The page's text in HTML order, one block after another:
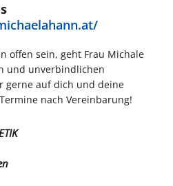
offen sein, geht Frau Michale
und unverbindlichen
gerne auf dich und deine
nach Vereinbarung!